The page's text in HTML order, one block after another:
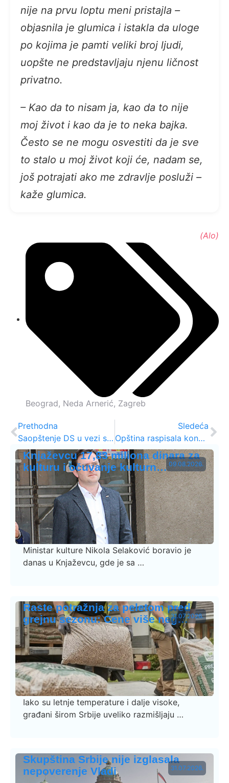
nije na prvu loptu meni pristajla –
objasnila je glumica i istakla da uloge
po kojima je pamti veliki broj ljudi,
uopšte ne predstavljaju njenu ličnost
privatno.
– Kao da to nisam ja, kao da to nije
moj život i kao da je to neka bajka.
Često se ne mogu osvestiti da je sve
to stalo u moj život koji će, nadam se,
još potrajati ako me zdravlje posluži –
kaže glumica.
(Alo)
Beograd, Neda Arnerić, Zagreb
Prethodna
Saopštenje DS u vezi sa odlaskom “Falkenštajnera“
Sledeća
Opština raspisala konkurs za medije
09.08.2026.
Knjaževcu 17,83 miliona dinara za
kulturu i očuvanje kulturn…
Ministar kulture Nikola Selaković boravio je
danas u Knjaževcu, gde je sa …
31.07.2026.
Raste potražnja za peletom pred
grejnu sezonu: Cene više neg…
Iako su letnje temperature i dalje visoke,
građani širom Srbije uveliko razmišljaju …
31.07.2026.
Skupština Srbije nije izglasala
nepoverenje Vladi